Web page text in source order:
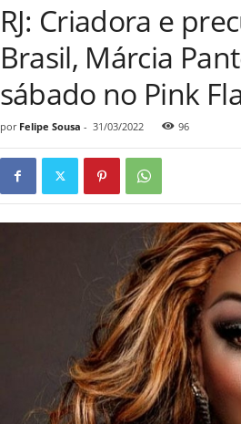
RJ: Criadora e
Brasil, Márcia
sábado no Pink
por Felipe Sousa - 31/03/2022 96